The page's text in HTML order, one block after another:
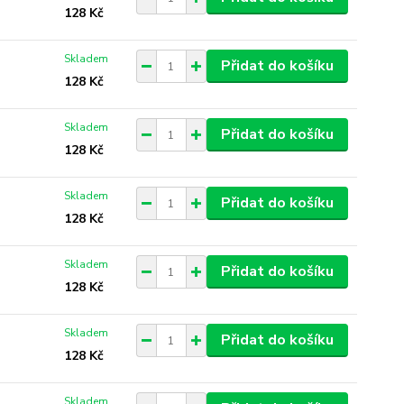
128 Kč
128 Kč
Skladem Přidat do košíku
128 Kč
Skladem Přidat do košíku
128 Kč
Skladem Přidat do košíku
128 Kč
Skladem Přidat do košíku
128 Kč
Skladem Přidat do košíku